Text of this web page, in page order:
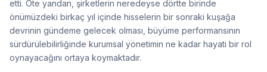
etti. Öte yandan, şirketlerin neredeyse dörtte birinde
önümüzdeki birkaç yıl içinde hisselerin bir sonraki kuşağa
devrinin gündeme gelecek olması, büyüme performansının
sürdürülebilirliğinde kurumsal yönetimin ne kadar hayati bir rol
oynayacağını ortaya koymaktadır.